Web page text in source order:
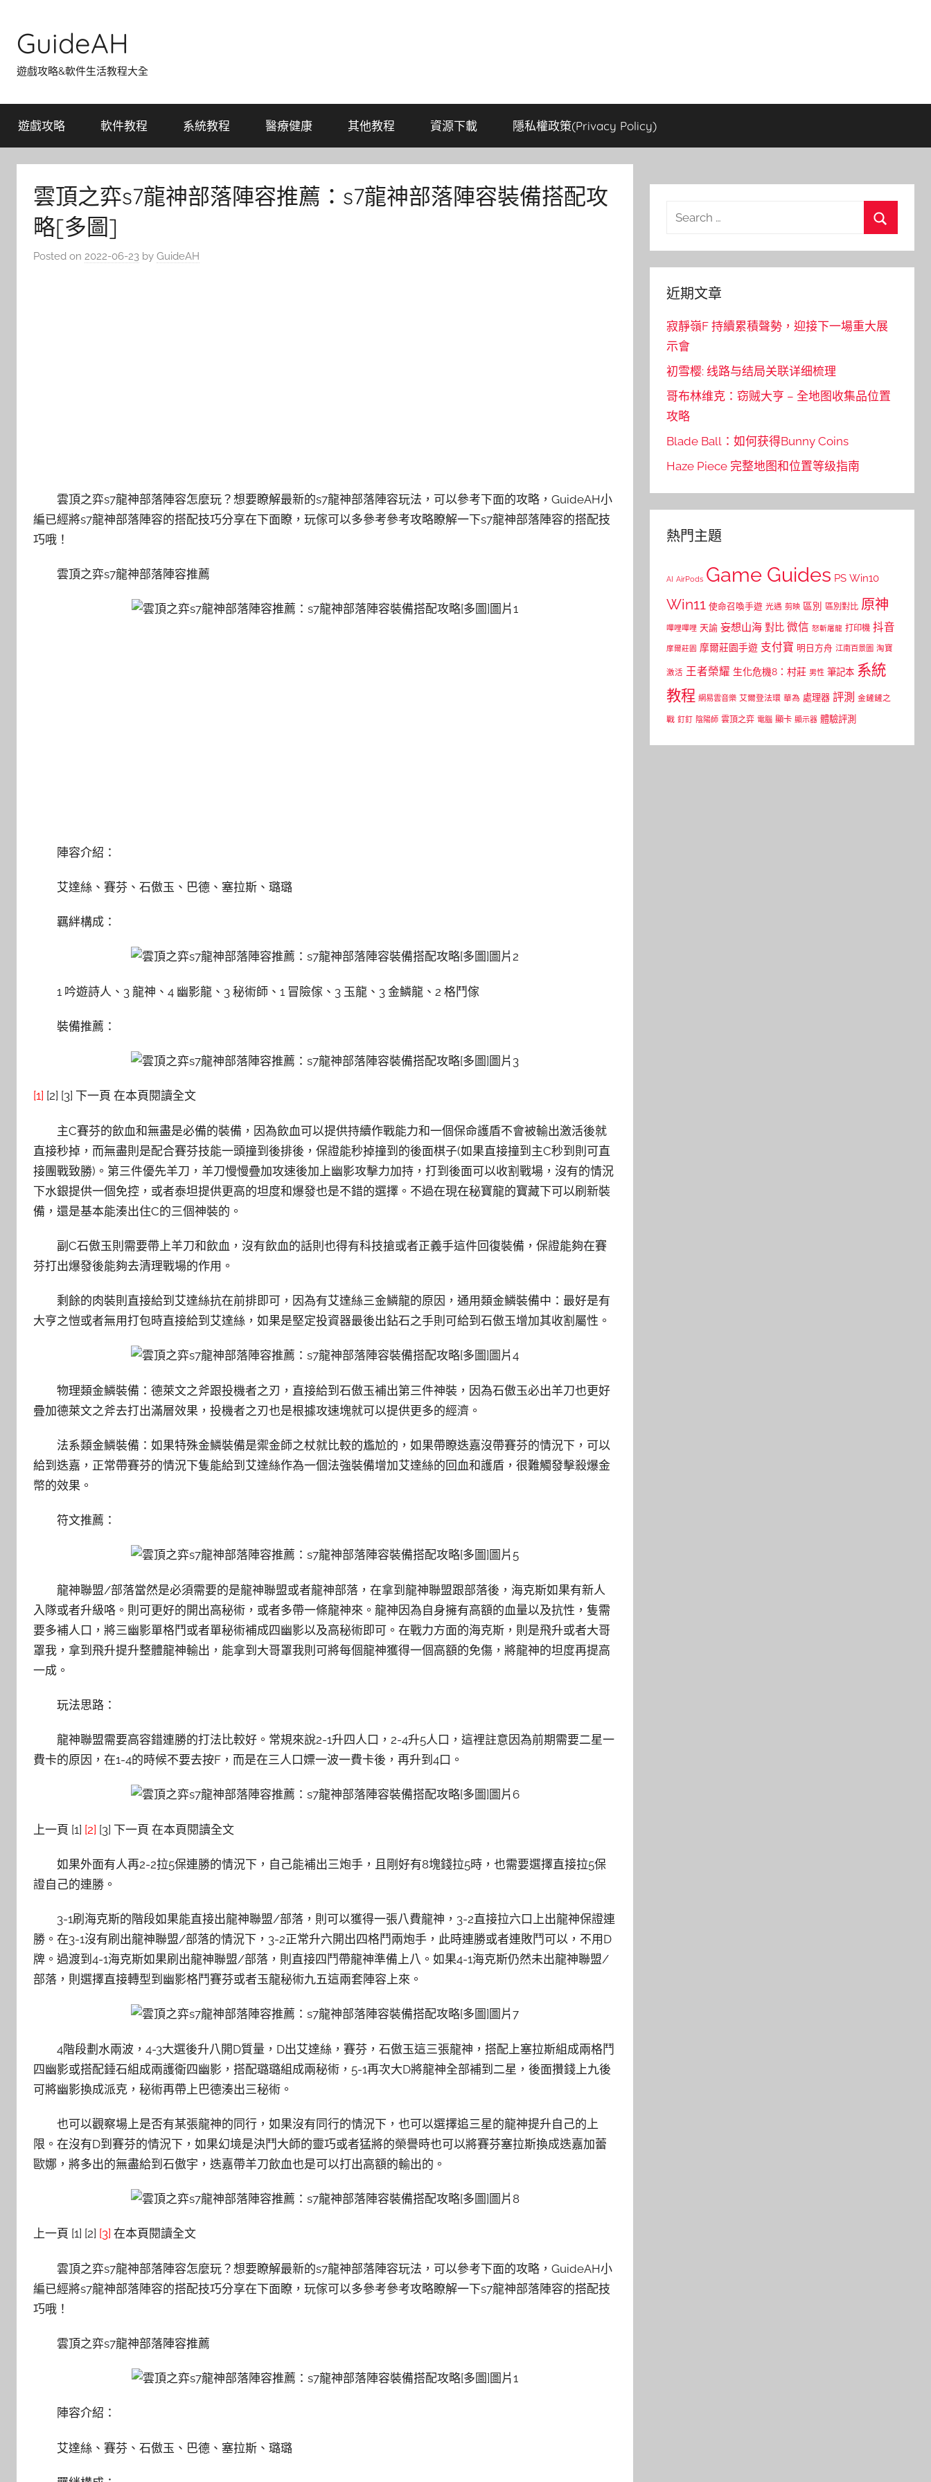
content
GuideAH
遊戲攻略&軟件生活教程大全
遊戲攻略 軟件教程 系統教程 醫療健康 其他教程 資源下載 隱私權政策(Privacy Policy)
雲頂之弈s7龍神部落陣容推薦：s7龍神部落陣容裝備搭配攻
略[多圖]
Posted on 2022-06-23 by GuideAH
雲頂之弈s7龍神部落陣容怎麼玩？想要瞭解最新的s7龍神部落陣容玩法，可以參考下面的攻略，GuideAH小
編已經將s7龍神部落陣容的搭配技巧分享在下面瞭，玩傢可以多參考參考攻略瞭解一下s7龍神部落陣容的搭配技
巧哦！
雲頂之弈s7龍神部落陣容推薦
陣容介紹：
艾達絲、賽芬、石傲玉、巴德、塞拉斯、璐璐
羈絆構成：
1 吟遊詩人、3 龍神、4 幽影龍、3 秘術師、1 冒險傢、3 玉龍、3 金鱗龍、2 格鬥傢
裝備推薦：
[1] [2] [3] 下一頁 在本頁閱讀全文
主C賽芬的飲血和無盡是必備的裝備，因為飲血可以提供持續作戰能力和一個保命護盾不會被輸出激活後就
直接秒掉，而無盡則是配合賽芬技能一頭撞到後排後，保證能秒掉撞到的後面棋子(如果直接撞到主C秒到則可直
接團戰致勝)。第三件優先羊刀，羊刀慢慢疊加攻速後加上幽影攻擊力加持，打到後面可以收割戰場，沒有的情況
下水銀提供一個免控，或者泰坦提供更高的坦度和爆發也是不錯的選擇。不過在現在秘寶龍的寶藏下可以刷新裝
備，還是基本能湊出住C的三個神裝的。
副C石傲玉則需要帶上羊刀和飲血，沒有飲血的話則也得有科技搶或者正義手這件回復裝備，保證能夠在賽
芬打出爆發後能夠去清理戰場的作用。
剩餘的肉裝則直接給到艾達絲抗在前排即可，因為有艾達絲三金鱗龍的原因，通用類金鱗裝備中：最好是有
大亨之愷或者無用打包時直接給到艾達絲，如果是堅定投資器最後出鉆石之手則可給到石傲玉增加其收割屬性。
物理類金鱗裝備：德萊文之斧跟投機者之刃，直接給到石傲玉補出第三件神裝，因為石傲玉必出羊刀也更好
疊加德萊文之斧去打出滿層效果，投機者之刃也是根據攻速塊就可以提供更多的經濟。
法系類金鱗裝備：如果特殊金鱗裝備是禦金師之杖就比較的尷尬的，如果帶瞭迭嘉沒帶賽芬的情況下，可以
給到迭嘉，正常帶賽芬的情況下隻能給到艾達絲作為一個法強裝備增加艾達絲的回血和護盾，很難觸發擊殺爆金
幣的效果。
符文推薦：
龍神聯盟/部落當然是必須需要的是龍神聯盟或者龍神部落，在拿到龍神聯盟跟部落後，海克斯如果有新人
入隊或者升級咯。則可更好的開出高秘術，或者多帶一條龍神來。龍神因為自身擁有高額的血量以及抗性，隻需
要多補人口，將三幽影單格鬥或者單秘術補成四幽影以及高秘術即可。在戰力方面的海克斯，則是飛升或者大哥
罩我，拿到飛升提升整體龍神輸出，能拿到大哥罩我則可將每個龍神獲得一個高額的免傷，將龍神的坦度再提高
一成。
玩法思路：
龍神聯盟需要高容錯連勝的打法比較好。常規來說2-1升四人口，2-4升5人口，這裡註意因為前期需要二星一
費卡的原因，在1-4的時候不要去按F，而是在三人口嫖一波一費卡後，再升到4口。
上一頁 [1] [2] [3] 下一頁 在本頁閱讀全文
如果外面有人再2-2拉5保連勝的情況下，自己能補出三炮手，且剛好有8塊錢拉5時，也需要選擇直接拉5保
證自己的連勝。
3-1刷海克斯的階段如果能直接出龍神聯盟/部落，則可以獲得一張八費龍神，3-2直接拉六口上出龍神保證連
勝。在3-1沒有刷出龍神聯盟/部落的情況下，3-2正常升六開出四格鬥兩炮手，此時連勝或者連敗鬥可以，不用D
牌。過渡到4-1海克斯如果刷出龍神聯盟/部落，則直接四鬥帶龍神準備上八。如果4-1海克斯仍然未出龍神聯盟/
部落，則選擇直接轉型到幽影格鬥賽芬或者玉龍秘術九五這兩套陣容上來。
4階段劃水兩波，4-3大選後升八開D質量，D出艾達絲，賽芬，石傲玉這三張龍神，搭配上塞拉斯組成兩格鬥
四幽影或搭配錘石組成兩護衛四幽影，搭配璐璐組成兩秘術，5-1再次大D將龍神全部補到二星，後面攢錢上九後
可將幽影換成派克，秘術再帶上巴德湊出三秘術。
也可以觀察場上是否有某張龍神的同行，如果沒有同行的情況下，也可以選擇追三星的龍神提升自己的上
限。在沒有D到賽芬的情況下，如果幻境是決鬥大師的靈巧或者猛將的榮譽時也可以將賽芬塞拉斯換成迭嘉加蕾
歐娜，將多出的無盡給到石傲宇，迭嘉帶羊刀飲血也是可以打出高額的輸出的。
上一頁 [1] [2] [3] 在本頁閱讀全文
雲頂之弈s7龍神部落陣容怎麼玩？想要瞭解最新的s7龍神部落陣容玩法，可以參考下面的攻略，GuideAH小
編已經將s7龍神部落陣容的搭配技巧分享在下面瞭，玩傢可以多參考參考攻略瞭解一下s7龍神部落陣容的搭配技
巧哦！
雲頂之弈s7龍神部落陣容推薦
陣容介紹：
艾達絲、賽芬、石傲玉、巴德、塞拉斯、璐璐
Search
近期文章
寂靜嶺F 持續累積聲勢，迎接下一場重大展
示會
初雪樱: 线路与结局关联详细梳理
哥布林维克：窃贼大亨 – 全地图收集品位置
攻略
Blade Ball：如何获得Bunny Coins
Haze Piece 完整地图和位置等级指南
熱門主題
AI AirPods Game Guides PS Win10
Win11 使命召喚手遊 光遇 剪映 區別 區別對比 原神
嗶哩嗶哩 天諭 妄想山海 對比 微信 怒斬屠龍 打印機 抖音
摩爾莊園 摩爾莊園手遊 支付寶 明日方舟 江南百景圖 淘寶
激活 王者榮耀 生化危機8：村莊 男性 筆記本 系統
教程 網易雲音樂 艾爾登法環 華為 處理器 評測 金鏟鏟之
戰 釘釘 陰陽師 雲頂之弈 電腦 顯卡 顯示器 體驗評測